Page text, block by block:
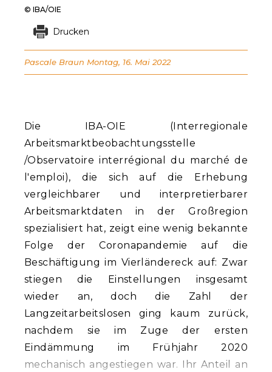
Die IBA-OIE (Interregionale
Arbeitsmarktbeobachtungsstelle
/Observatoire interrégional du marché de
l'emploi), die sich auf die Erhebung
vergleichbarer und interpretierbarer
Arbeitsmarktdaten in der Großregion
spezialisiert hat, zeigt eine wenig bekannte
Folge der Coronapandemie auf die
Beschäftigung im Vierländereck auf: Zwar
stiegen die Einstellungen insgesamt
wieder an, doch die Zahl der
Langzeitarbeitslosen ging kaum zurück,
nachdem sie im Zuge der ersten
Eindämmung im Frühjahr 2020
mechanisch angestiegen war. Ihr Anteil an
© IBA/OIE
Drucken
Pascale Braun Montag, 16. Mai 2022